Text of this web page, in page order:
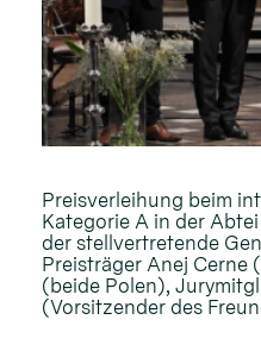
Preisverleihung beim
Kategorie A in der
der stellvertretende
Preisträger Anej Cerne
(beide Polen),
(Vorsitzender des